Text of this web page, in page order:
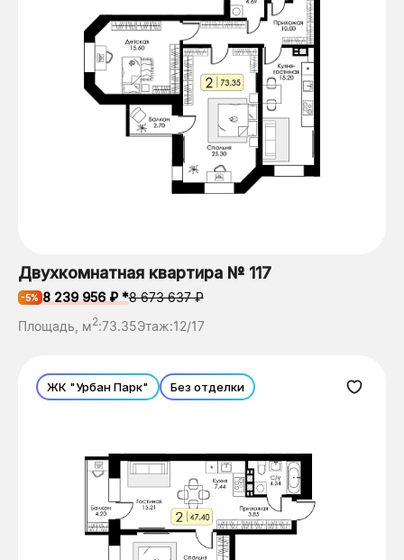
Двухкомнатная квартира № 117
-5% 8 239 956 ₽ *8 673 637 ₽
Площадь, м2:73.35Этаж:12/17
ЖК "Урбан Парк" Без отделки